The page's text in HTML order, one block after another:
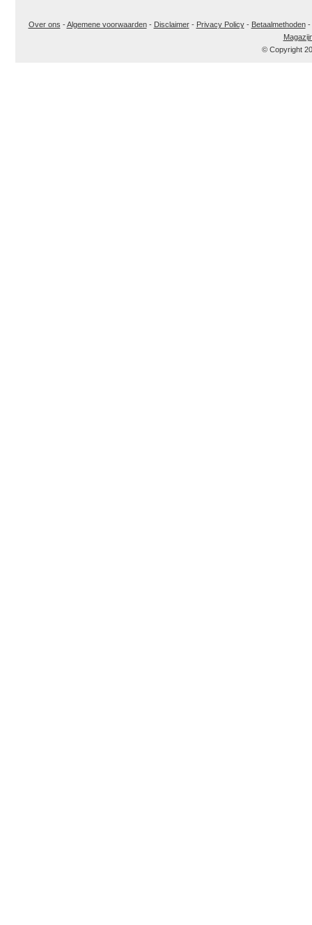
Over ons -Algemene voorwaarden- Disclaimer- Privacy Policy- Betaalmethoden-
© Copyright